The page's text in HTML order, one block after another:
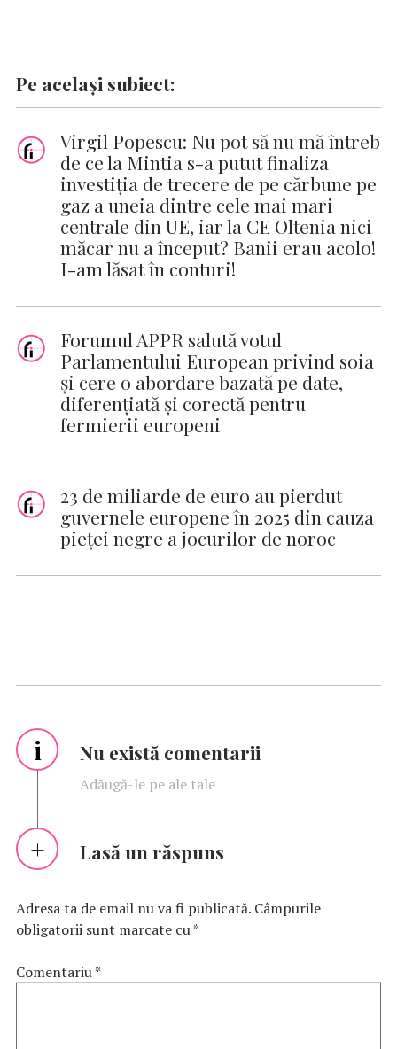
Pe același subiect:
Virgil Popescu: Nu pot să nu mă întreb
de ce la Mintia s-a putut finaliza
investiţia de trecere de pe cărbune pe
gaz a uneia dintre cele mai mari
centrale din UE, iar la CE Oltenia nici
măcar nu a început? Banii erau acolo!
I-am lăsat în conturi!
Forumul APPR salută votul
Parlamentului European privind soia
și cere o abordare bazată pe date,
diferențiată și corectă pentru
fermierii europeni
23 de miliarde de euro au pierdut
guvernele europene în 2025 din cauza
pieței negre a jocurilor de noroc
i Nu există comentarii
Adăugă-le pe ale tale
Lasă un răspuns
Adresa ta de email nu va fi publicată. Câmpurile
obligatorii sunt marcate cu*
Comentariu*